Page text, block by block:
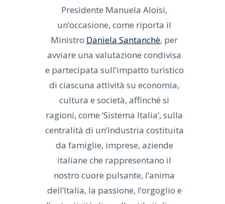
Presidente Manuela Aloisi,
un’occasione, come riporta il
Ministro Daniela Santanchè, per
avviare una valutazione condivisa
e partecipata sull’impatto turistico
di ciascuna attività su economia,
cultura e società, affinché si
ragioni, come ‘Sistema Italia’, sulla
centralità di un’industria costituita
da famiglie, imprese, aziende
italiane che rappresentano il
nostro cuore pulsante, l’anima
dell’Italia, la passione, l’orgoglio e